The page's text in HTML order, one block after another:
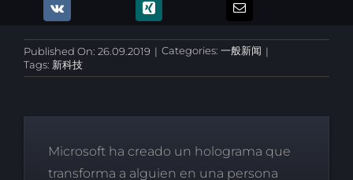
Published On: 26.09.2019 | Categories: 一般新闻 |
Tags: 新科技
Microsoft ha creado un holograma que
transforma a alguien en una persona